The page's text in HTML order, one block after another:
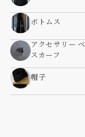
ボトムス
アクセサリー
スカーフ
帽子